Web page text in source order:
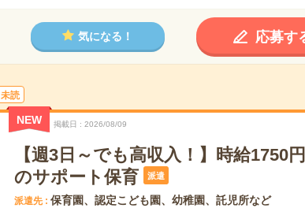
気になる！ 応募す
未読
NEW 掲載日 2026/08/09
【週3日～でも高収入！】時給1750
のサポート保育
派遣
派遣先 保育園、認定こども園、幼稚園、託児所など